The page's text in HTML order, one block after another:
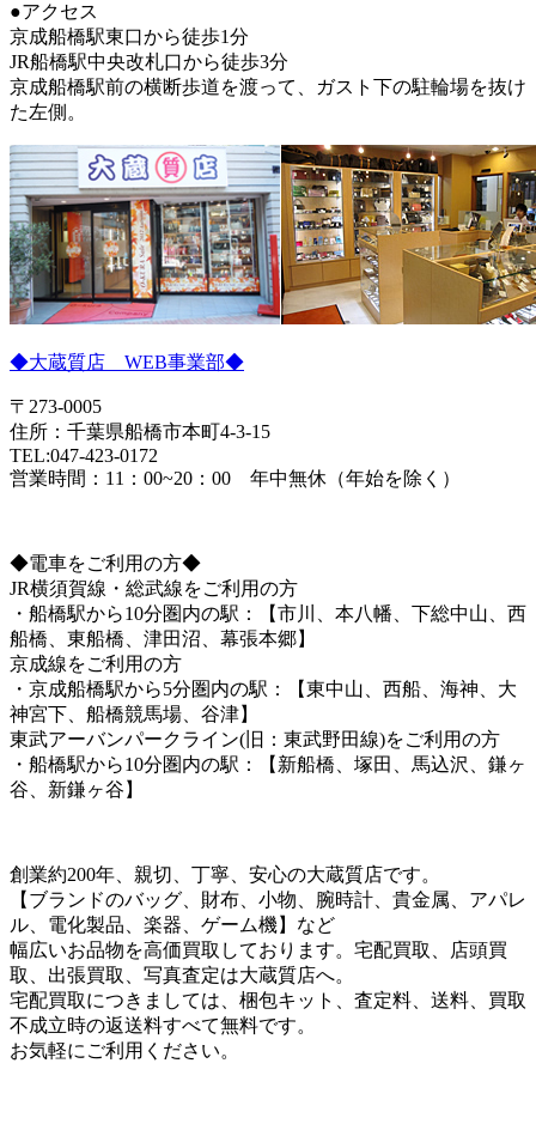
●アクセス
京成船橋駅東口から徒歩1分
JR船橋駅中央改札口から徒歩3分
京成船橋駅前の横断歩道を渡って、ガスト下の駐輪場を抜け
た左側。
◆大蔵質店 WEB事業部◆
〒273-0005
住所：千葉県船橋市本町4-3-15
TEL:047-423-0172
営業時間：11：00~20：00 年中無休（年始を除く）
◆電車をご利用の方◆
JR横須賀線・総武線をご利用の方
・船橋駅から10分圏内の駅：【市川、本八幡、下総中山、西
船橋、東船橋、津田沼、幕張本郷】
京成線をご利用の方
・京成船橋駅から5分圏内の駅：【東中山、西船、海神、大
神宮下、船橋競馬場、谷津】
東武アーバンパークライン(旧：東武野田線)をご利用の方
・船橋駅から10分圏内の駅：【新船橋、塚田、馬込沢、鎌ヶ
谷、新鎌ヶ谷】
創業約200年、親切、丁寧、安心の大蔵質店です。
【ブランドのバッグ、財布、小物、腕時計、貴金属、アパレ
ル、電化製品、楽器、ゲーム機】など
幅広いお品物を高価買取しております。宅配買取、店頭買
取、出張買取、写真査定は大蔵質店へ。
宅配買取につきましては、梱包キット、査定料、送料、買取
不成立時の返送料すべて無料です。
お気軽にご利用ください。